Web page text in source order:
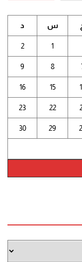
س د
1
2
8
9
15
16
22
23
29
30